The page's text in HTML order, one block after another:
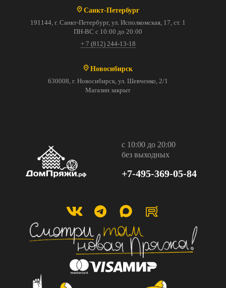
Санкт-Петербург
191144, г. Санкт-Петербург, ул. Исполкомская, 17, ст. 1
ПН-ВС с 10:00 до 20:00
+ 7 (812) 244-13-18
Новосибирск
630008, г. Новосибирск, ул. Шевченко, 2/1
Магазин закрыт
с 10:00 до 20:00
без выходных
+7-495-369-05-84